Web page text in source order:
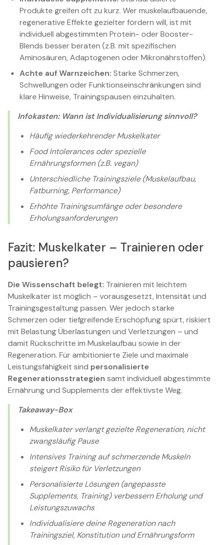
Produkte greifen oft zu kurz. Wer muskelaufbauende,
regenerative Effekte gezielter fördern will, ist mit
individuell abgestimmten Protein- oder Booster-
Blends besser beraten (z.B. mit spezifischen
Aminosäuren, Adaptogenen oder Mikronährstoffen).
Achte auf Warnzeichen: Starke Schmerzen,
Schwellungen oder Funktionseinschränkungen sind
klare Hinweise, Trainingspausen einzuhalten.
Infokasten: Wann ist Individualisierung sinnvoll?
Häufig wiederkehrender Muskelkater
Food Intolerances oder spezielle
Ernährungsformen (z.B. vegan)
Unterschiedliche Trainingsziele (Muskelaufbau,
Fatburning, Performance)
Erhöhte Trainingsumfänge oder besondere
Erholungsanforderungen
Fazit: Muskelkater – Trainieren oder
pausieren?
Die Wissenschaft belegt: Trainieren mit leichtem
Muskelkater ist möglich – vorausgesetzt, Intensität und
Trainingsgestaltung passen. Wer jedoch starke
Schmerzen oder tiefgreifende Erschöpfung spürt, riskiert
mit Belastung Überlastungen und Verletzungen – und
damit Rückschritte im Muskelaufbau sowie in der
Regeneration. Für ambitionierte Ziele und maximale
Leistungsfähigkeit sind personalisierte
Regenerationsstrategien samt individuell abgestimmte
Ernährung und Supplements der effektivste Weg.
Takeaway-Box
Muskelkater verlangt gezielte Regeneration, nicht
zwangsläufig Pause
Intensives Training auf schmerzende Muskeln
steigert Risiko für Verletzungen
Personalisierte Lösungen (angepasste
Supplements, Training) verbessern Erholung und
Leistungszuwachs
Individualisiere deine Regeneration nach
Trainingsziel, Konstitution und Ernährungsform